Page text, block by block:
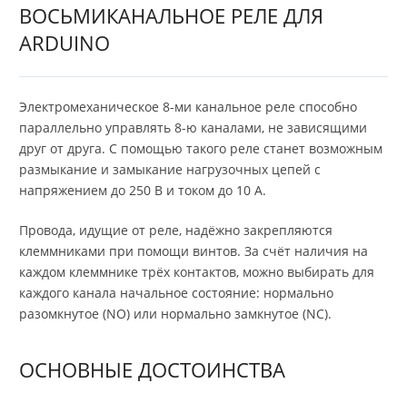
ВОСЬМИКАНАЛЬНОЕ РЕЛЕ ДЛЯ
ARDUINO
Электромеханическое 8-ми канальное реле способно
параллельно управлять 8-ю каналами, не зависящими
друг от друга. С помощью такого реле станет возможным
размыкание и замыкание нагрузочных цепей с
напряжением до 250 В и током до 10 А.
Провода, идущие от реле, надёжно закрепляются
клеммниками при помощи винтов. За счёт наличия на
каждом клеммнике трёх контактов, можно выбирать для
каждого канала начальное состояние: нормально
разомкнутое (NO) или нормально замкнутое (NC).
ОСНОВНЫЕ ДОСТОИНСТВА